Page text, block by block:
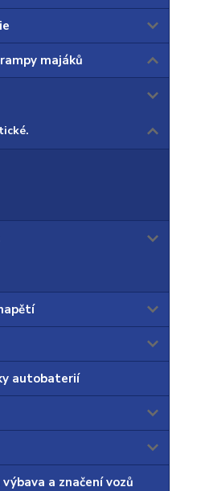
majáků
autobaterií
výbava a značení vozů